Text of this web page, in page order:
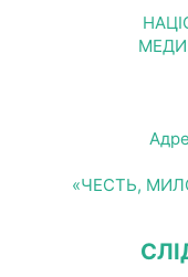
«ЧЕСТЬ,